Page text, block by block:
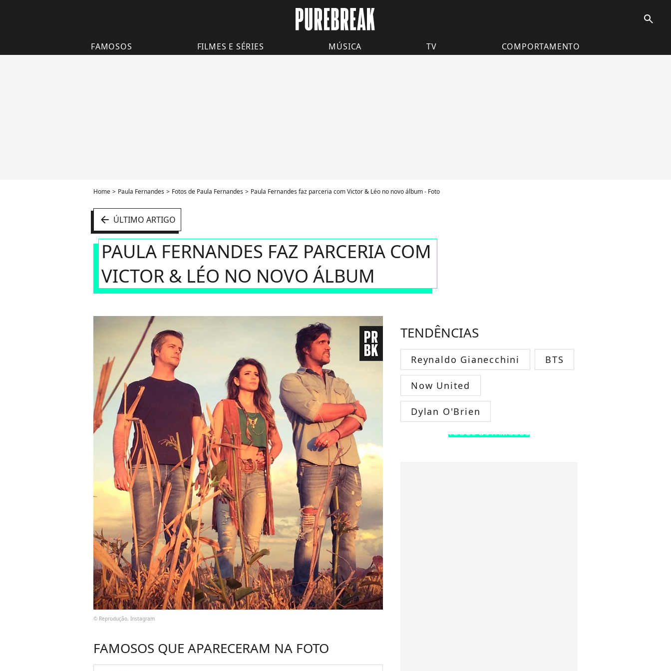
search
FAMOSOS FILMES E SÉRIES MÚSICA TV COMPORTAMENTO
Home Paula Fernandes Fotos de Paula Fernandes Paula Fernandes faz parceria com Victor & Léo no novo álbum - Foto
arrow_left ÚLTIMO ARTIGO
PAULA FERNANDES FAZ PARCERIA COM
VICTOR & LÉO NO NOVO ÁLBUM
© Reprodução, Instagram
FAMOSOS QUE APARECERAM NA FOTO
TENDÊNCIAS
Reynaldo Gianecchini BTS
Now United
Dylan O'Brien
TODOS OS FAMOSOS